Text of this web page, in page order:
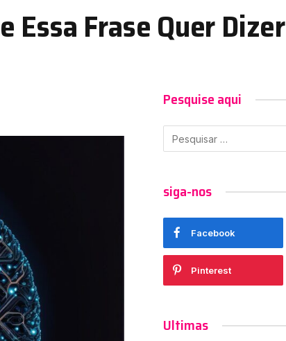
Essa Frase Quer Dizer
Pesquise aqui
siga-nos
Facebook
Pinterest
Ultimas